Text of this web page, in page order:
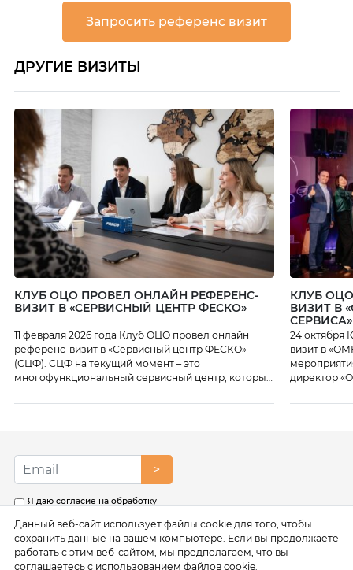
Запросить референс визит
ДРУГИЕ ВИЗИТЫ
КЛУБ ОЦО ПРОВЕЛ ОНЛАЙН РЕФЕРЕНС-
ВИЗИТ В «СЕРВИСНЫЙ ЦЕНТР ФЕСКО»
11 февраля 2026 года Клуб ОЦО провел онлайн
референс-визит в «Сервисный центр ФЕСКО»
(СЦФ). СЦФ на текущий момент – это
многофункциональный сервисный центр, который
налогового учета, подготовки отчетности,
текущий момент работает более 1300 человек.
Специалисты Центра рассказали […]
КЛУБ
ВИЗИТ В
СЕРВИСА»
24 октября
визит в
директор
какие
>
Я даю согласие на обработку
соответствии с условиями
Политики обработки
персональных данных
Данный веб-сайт использует файлы cookie для того, чтобы
сохранить данные на вашем компьютере. Если вы продолжаете
работать с этим веб-сайтом, мы предполагаем, что вы
соглашаетесь с использованием файлов cookie.